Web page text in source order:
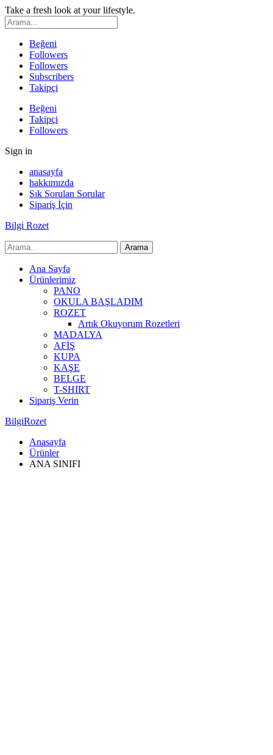
Take a fresh look at your lifestyle.
Beğeni
Followers
Followers
Subscribers
Takipçi
Beğeni
Takipçi
Followers
Sign in
anasayfa
hakkımızda
Sık Sorulan Sorular
Sipariş İçin
Bilgi Rozet
Ana Sayfa
Ürünlerimiz
PANO
OKULA BAŞLADIM
ROZET
Artık Okuyorum Rozetleri
MADALYA
AFİŞ
KUPA
KAŞE
BELGE
T-SHIRT
Sipariş Verin
BilgiRozet
Anasayfa
Ürünler
ANA SINIFI